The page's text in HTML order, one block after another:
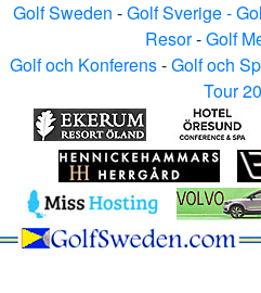
Golf Sweden -Golf Sverige -
Resor-Golf
Golf och Konferens-Golf och
Tour